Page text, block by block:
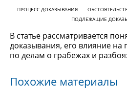
ПРОЦЕСС ДОКАЗЫВАНИЯ
ПОДЛЕЖАЩИЕ
В статье рассматривается
доказывания, его влияние на
по делам о грабежах и
Похожие материалы